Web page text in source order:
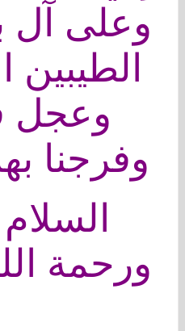
وعلى آل
الطيبين
وعجل
وفرجنا
ورحمة